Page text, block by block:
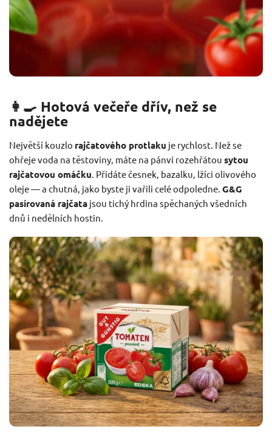
👩‍🍳 Hotová večeře dřív, než se
nadějete
Největší kouzlo rajčatového protlaku je rychlost. Než se
ohřeje voda na těstoviny, máte na pánvi rozehřátou sytou
rajčatovou omáčku. Přidáte česnek, bazalku, lžíci olivového
oleje — a chutná, jako byste ji vařili celé odpoledne. G&G
pasírovaná rajčata jsou tichý hrdina spěchaných všedních
dnů i nedělních hostin.